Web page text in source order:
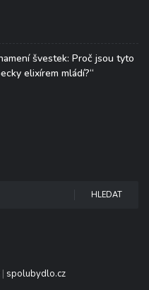
švestek: Proč jsou tyto
elixírem mládí?“
HLEDAT
| spolubydlo.cz